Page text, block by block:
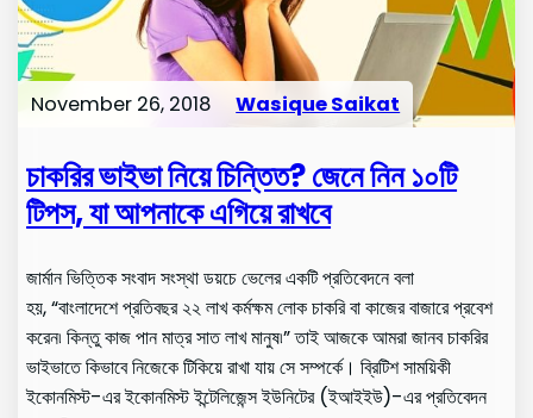
November 26, 2018 Wasique Saikat
চাকরির ভাইভা নিয়ে চিন্তিত? জেনে নিন ১০টি
টিপস, যা আপনাকে এগিয়ে রাখবে
জার্মান ভিত্তিক সংবাদ সংস্থা ডয়চে ভেলের একটি প্রতিবেদনে বলা
হয়, “বাংলাদেশে প্রতিবছর ২২ লাখ কর্মক্ষম লোক চাকরি বা কাজের বাজারে প্রবেশ
করেন৷ কিন্তু কাজ পান মাত্র সাত লাখ মানুষ৷” তাই আজকে আমরা জানব চাকরির
ভাইভাতে কিভাবে নিজেকে টিকিয়ে রাখা যায় সে সম্পর্কে। ব্রিটিশ সাময়িকী
ইকোনমিস্ট-এর ইকোনমিস্ট ইন্টেলিজেন্স ইউনিটের (ইআইইউ)-এর প্রতিবেদন